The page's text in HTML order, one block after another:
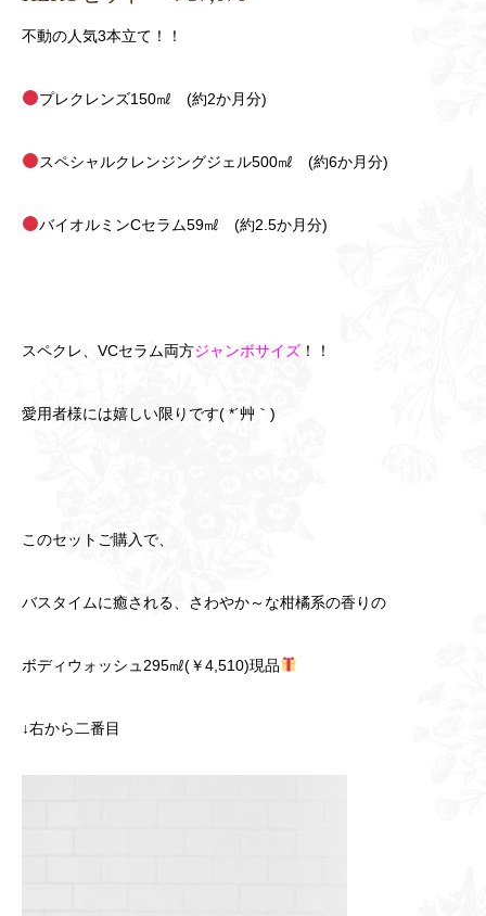
不動の人気3本立て！！
プレクレンズ150㎖ (約2か月分)
スペシャルクレンジングジェル500㎖ (約6か月分)
バイオルミンCセラム59㎖ (約2.5か月分)
スペクレ、VCセラム両方ジャンボサイズ ！！
愛用者様には嬉しい限りです( *´艸｀)
このセットご購入で、
バスタイムに癒される、さわやか～な柑橘系の香りの
ボディウォッシュ295㎖(￥4,510)現品
↓右から二番目